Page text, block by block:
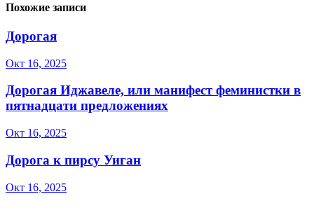
Похожие записи
Дорогая
Окт 16, 2025
Дорогая Иджавеле, или манифест феминистки в
пятнадцати предложениях
Окт 16, 2025
Дорога к пирсу Уиган
Окт 16, 2025